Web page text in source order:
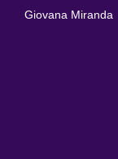
Giovana Miranda